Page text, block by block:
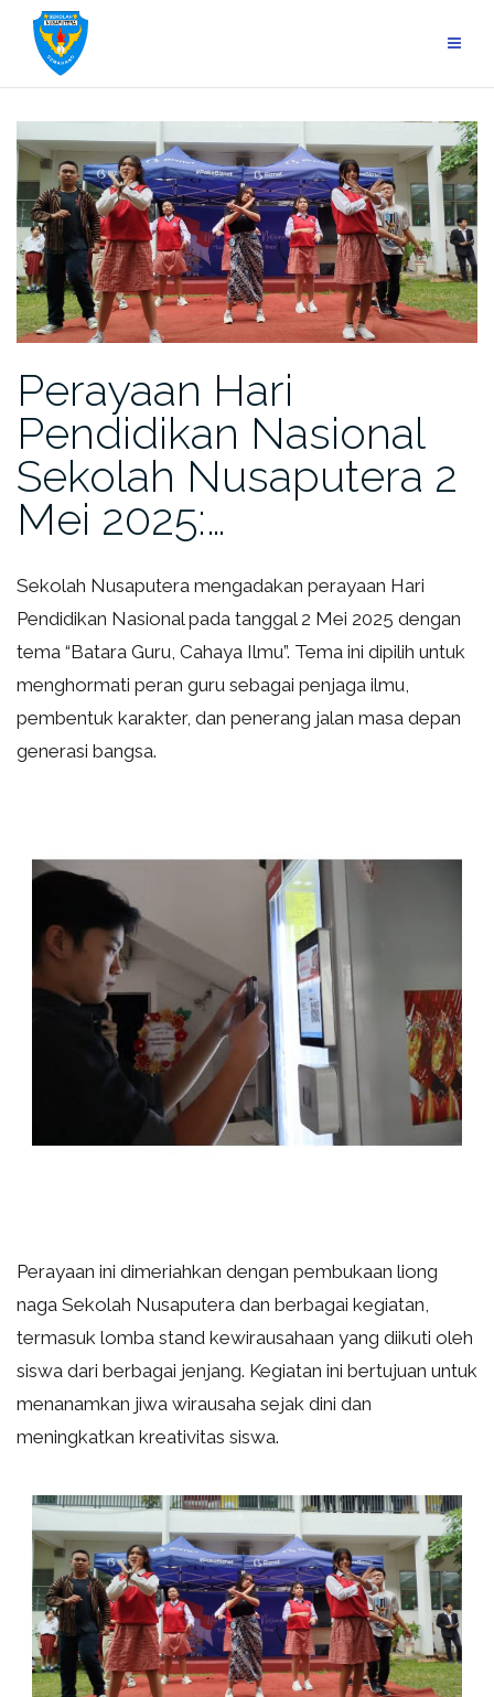
content
Perayaan Hari
Pendidikan Nasional
Sekolah Nusaputera 2
Mei 2025:…
Sekolah Nusaputera mengadakan perayaan Hari
Pendidikan Nasional pada tanggal 2 Mei 2025 dengan
tema “Batara Guru, Cahaya Ilmu”. Tema ini dipilih untuk
menghormati peran guru sebagai penjaga ilmu,
pembentuk karakter, dan penerang jalan masa depan
generasi bangsa.
Perayaan ini dimeriahkan dengan pembukaan liong
naga Sekolah Nusaputera dan berbagai kegiatan,
termasuk lomba stand kewirausahaan yang diikuti oleh
siswa dari berbagai jenjang. Kegiatan ini bertujuan untuk
menanamkan jiwa wirausaha sejak dini dan
meningkatkan kreativitas siswa.